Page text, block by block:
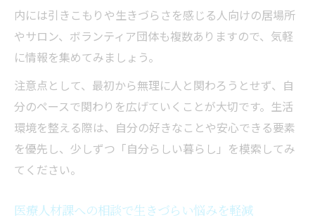
内には引きこもりや生きづらさを感じる人向けの居場所
やサロン、ボランティア団体も複数ありますので、気軽
に情報を集めてみましょう。
注意点として、最初から無理に人と関わろうとせず、自
分のペースで関わりを広げていくことが大切です。生活
環境を整える際は、自分の好きなことや安心できる要素
を優先し、少しずつ「自分らしい暮らし」を模索してみ
てください。
医療人材課への相談で生きづらい悩みを軽減